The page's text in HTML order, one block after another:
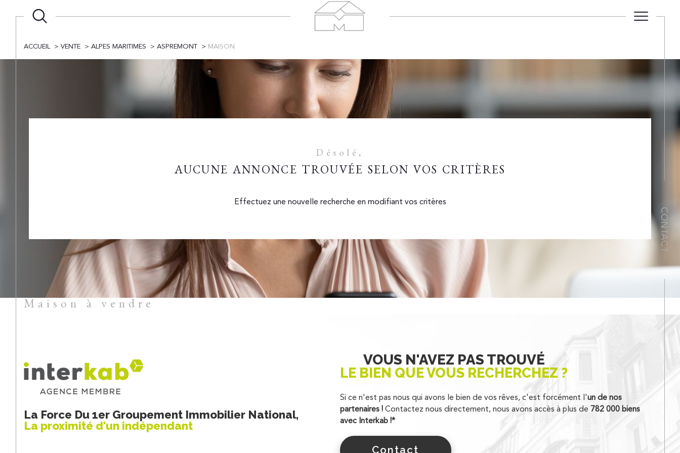
CONTACT
ACCUEIL VENTE ALPES MARITIMES ASPREMONT MAISON
Désolé,
AUCUNE ANNONCE TROUVÉE SELON VOS CRITÈRES
Effectuez une nouvelle recherche en modifiant vos critères
Maison à vendre
La Force Du 1er Groupement Immobilier National,
La proximité d'un indépendant
VOUS N'AVEZ PAS TROUVÉ
LE BIEN QUE VOUS RECHERCHEZ ?
Si ce n'est pas nous qui avons le bien de vos rêves, c'est forcément l'un de nos
partenaires ! Contactez nous directement, nous avons accès à plus de 782 000 biens
avec Interkab !*
Contact